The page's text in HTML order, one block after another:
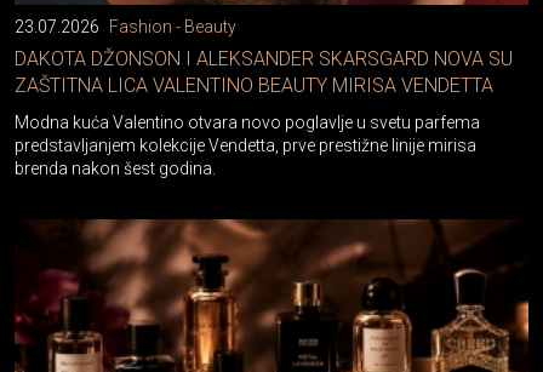
23.07.2026 Fashion - Beauty
DAKOTA DŽONSON I ALEKSANDER SKARSGARD NOVA SU
ZAŠTITNA LICA VALENTINO BEAUTY MIRISA VENDETTA
Modna kuća Valentino otvara novo poglavlje u svetu parfema
predstavljanjem kolekcije Vendetta, prve prestižne linije mirisa
brenda nakon šest godina.